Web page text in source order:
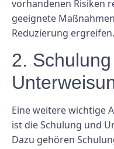
vorhandenen Risiken
geeignete
Reduzierung ergreifen.
2.
Eine weitere wichtige
ist die Schulung und
Dazu gehören